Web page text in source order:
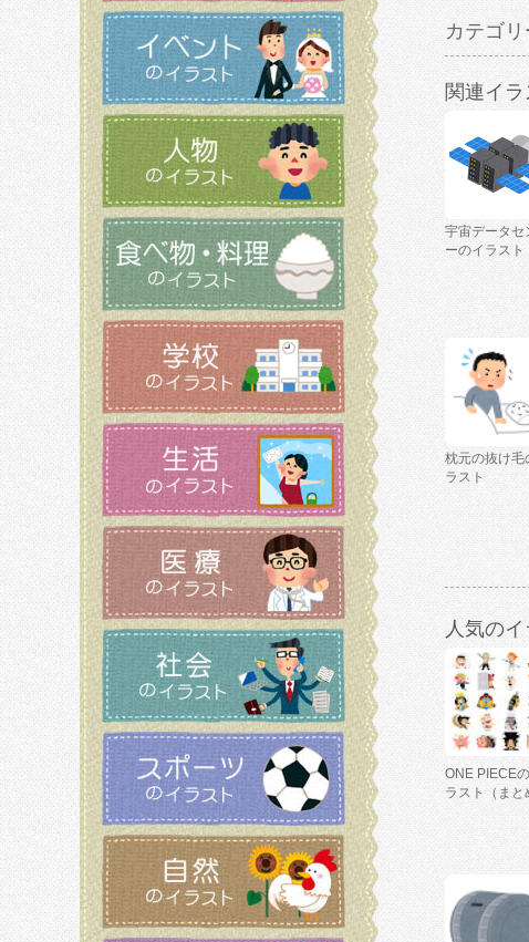
カテゴリ
関連イラ
宇宙データセ
ーのイラスト
枕元の抜け毛
ラスト
人気のイ
ONE PIECE
ラスト（まと